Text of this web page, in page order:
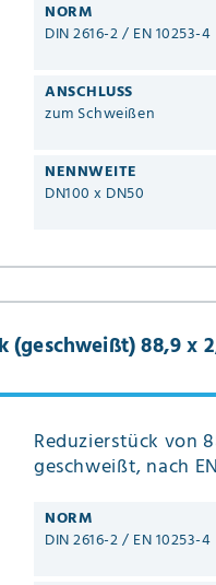
NORM
DIN 2616-2 / EN 10253-4
ANSCHLUSS
zum Schweißen
NENNWEITE
DN100 x DN50
(geschweißt) 88,9 x
Reduzierstück von
geschweißt, nach
NORM
DIN 2616-2 / EN 10253-4